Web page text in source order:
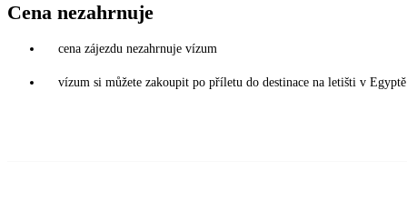
Cena nezahrnuje
cena zájezdu nezahrnuje vízum
vízum si můžete zakoupit po příletu do destinace na letišti v